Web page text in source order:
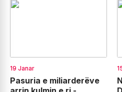
19 Janar
Pasuria e miliarderëve